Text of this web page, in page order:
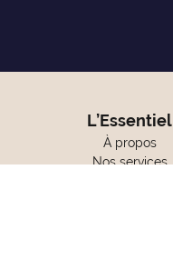
L’Essentiel
À propos
Nos services